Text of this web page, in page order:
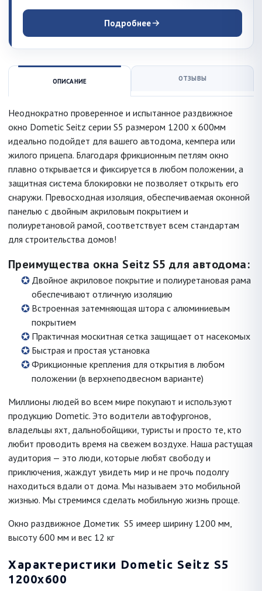
Подробнее
ОПИСАНИЕ ОТЗЫВЫ
Неоднократно проверенное и испытанное раздвижное
окно Dometic Seitz серии S5 размером 1200 x 600мм
идеально подойдет для вашего автодома, кемпера или
жилого прицепа. Благодаря фрикционным петлям окно
плавно открывается и фиксируется в любом положении, а
защитная система блокировки не позволяет открыть его
снаружи. Превосходная изоляция, обеспечиваемая оконной
панелью с двойным акриловым покрытием и
полиуретановой рамой, соответствует всем стандартам
для строительства домов!
Преимущества окна Seitz S5 для автодома:
Двойное акриловое покрытие и полиуретановая рама
обеспечивают отличную изоляцию
Встроенная затемняющая штора с алюминиевым
покрытием
Практичная москитная сетка защищает от насекомых
Быстрая и простая установка
Фрикционные крепления для открытия в любом
положении (в верхнеподвесном варианте)
Миллионы людей во всем мире покупают и используют
продукцию Dometic. Это водители автофургонов,
владельцы яхт, дальнобойщики, туристы и просто те, кто
любит проводить время на свежем воздухе. Наша растущая
аудитория — это люди, которые любят свободу и
приключения, жаждут увидеть мир и не прочь подолгу
находиться вдали от дома. Мы называем это мобильной
жизнью. Мы стремимся сделать мобильную жизнь проще.
Окно раздвижное Дометик S5 имеер ширину 1200 мм,
высоту 600 мм и вес 12 кг
Характеристики Dometic Seitz S5
1200x600